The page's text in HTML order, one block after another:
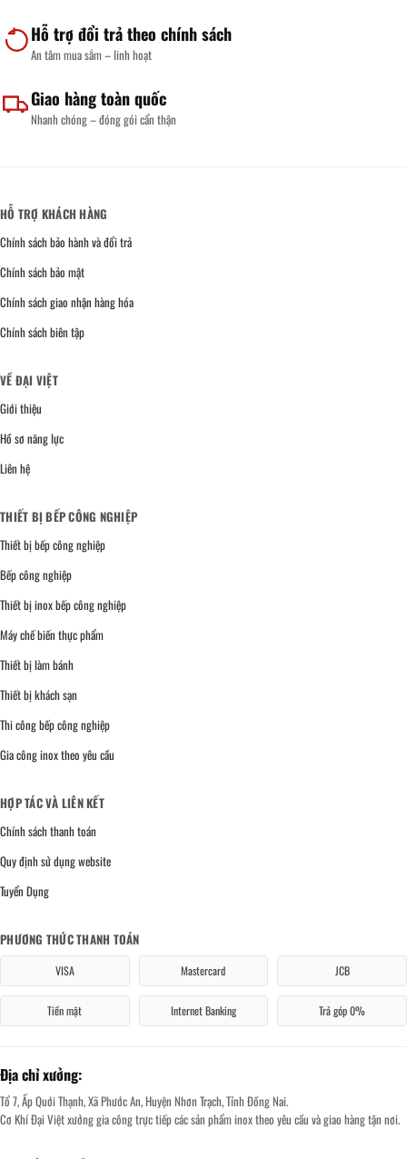
Hỗ trợ đổi trả theo chính sách
An tâm mua sắm – linh hoạt
Giao hàng toàn quốc
Nhanh chóng – đóng gói cẩn thận
HỖ TRỢ KHÁCH HÀNG
Chính sách bảo hành và đổi trả
Chính sách bảo mật
Chính sách giao nhận hàng hóa
Chính sách biên tập
VỀ ĐẠI VIỆT
Giới thiệu
Hồ sơ năng lực
Liên hệ
THIẾT BỊ BẾP CÔNG NGHIỆP
Thiết bị bếp công nghiệp
Bếp công nghiệp
Thiết bị inox bếp công nghiệp
Máy chế biến thực phẩm
Thiết bị làm bánh
Thiết bị khách sạn
Thi công bếp công nghiệp
Gia công inox theo yêu cầu
HỢP TÁC VÀ LIÊN KẾT
Chính sách thanh toán
Quy định sử dụng website
Tuyển Dụng
PHƯƠNG THỨC THANH TOÁN
VISA Mastercard JCB
Tiền mặt Internet Banking Trả góp 0%
Địa chỉ xưởng:
Tổ 7, Ấp Quới Thạnh, Xã Phước An, Huyện Nhơn Trạch, Tỉnh Đồng Nai.
Cơ Khí Đại Việt xưởng gia công trực tiếp các sản phẩm inox theo yêu cầu và giao hàng tận nơi.